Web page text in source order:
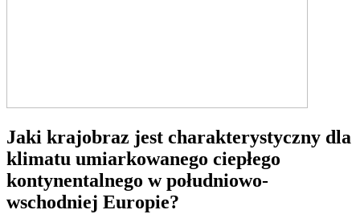
Jaki krajobraz jest charakterystyczny dla
klimatu umiarkowanego ciepłego
kontynentalnego w południowo-
wschodniej Europie?